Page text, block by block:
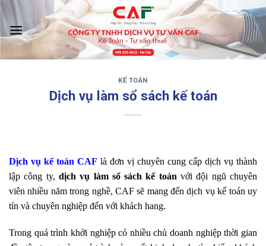
Skip
to
content
‹ ›
KẾ TOÁN
Dịch vụ làm sổ sách kế toán
Dịch vụ kế toán CAF là đơn vị chuyên cung cấp dịch vụ thành
lập công ty, dịch vụ làm sổ sách kế toán với đội ngũ chuyên
viên nhiều năm trong nghề, CAF sẽ mang đến dịch vụ kế toán uy
tín và chuyên nghiệp đến với khách hang.
Trong quá trình khởi nghiệp có nhiều chủ doanh nghiệp thời gian